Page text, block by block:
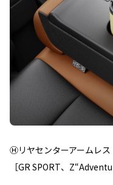
Ⓗリヤセンターアームレス
［GR SPORT、